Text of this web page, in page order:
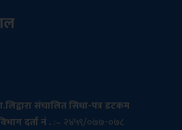
संचालित सिधा-पत्र डटकम
दर्ता नं . :– २४५९/०७७-०७८